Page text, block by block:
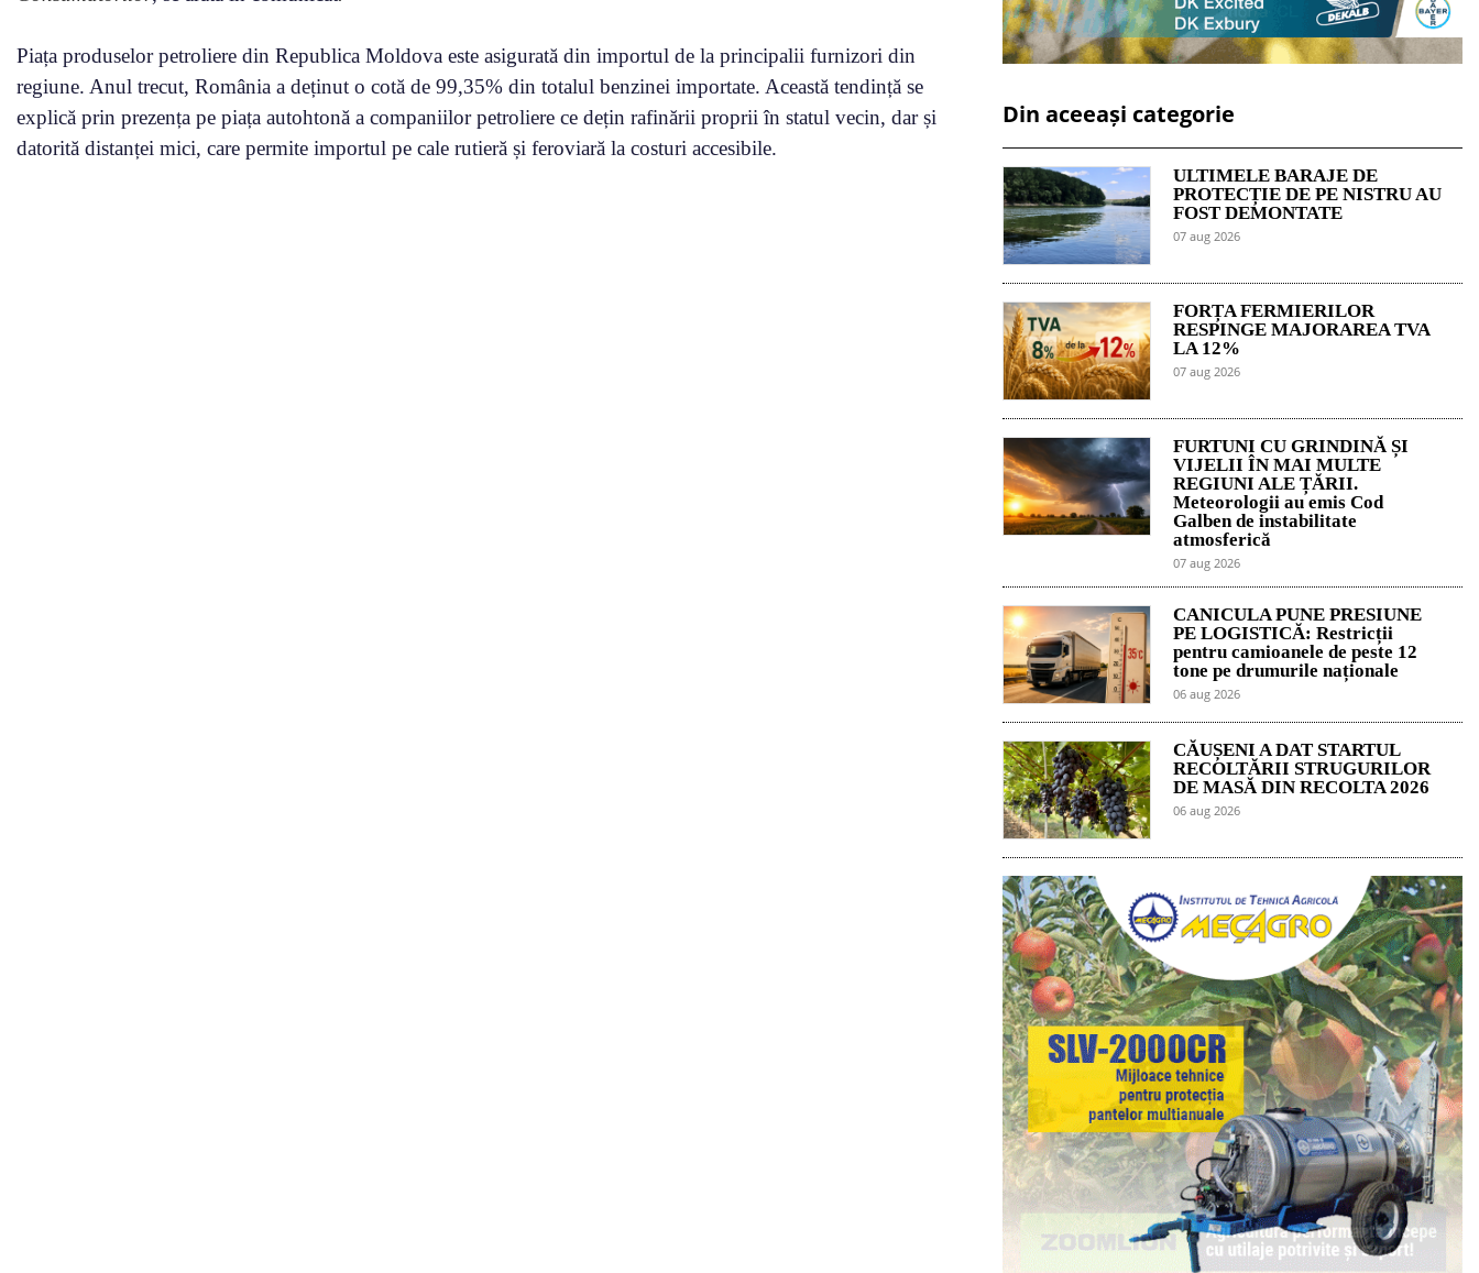
Piața produselor petroliere din Republica Moldova este asigurată din importul de la principalii furnizori din
regiune. Anul trecut, România a deținut o cotă de 99,35% din totalul benzinei importate. Această tendință se
explică prin prezența pe piața autohtonă a companiilor petroliere ce dețin rafinării proprii în statul vecin, dar și
datorită distanței mici, care permite importul pe cale rutieră și feroviară la costuri accesibile.
Din aceeași categorie
ULTIMELE BARAJE DE
PROTECȚIE DE PE NISTRU AU
FOST DEMONTATE
07 aug 2026
FORȚA FERMIERILOR
RESPINGE MAJORAREA TVA
LA 12%
07 aug 2026
FURTUNI CU GRINDINĂ ȘI
VIJELII ÎN MAI MULTE
REGIUNI ALE ȚĂRII.
Meteorologii au emis Cod
Galben de instabilitate
atmosferică
07 aug 2026
CANICULA PUNE PRESIUNE
PE LOGISTICĂ: Restricții
pentru camioanele de peste 12
tone pe drumurile naționale
06 aug 2026
CĂUȘENI A DAT STARTUL
RECOLTĂRII STRUGURILOR
DE MASĂ DIN RECOLTA 2026
06 aug 2026